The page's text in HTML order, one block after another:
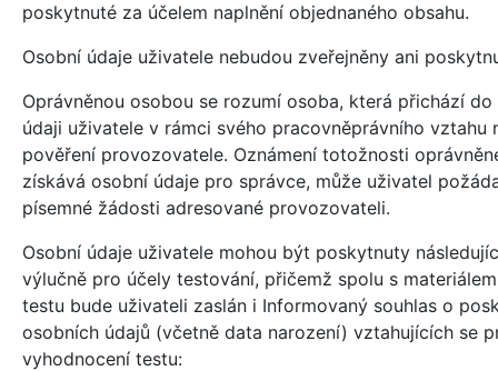
poskytnuté za účelem naplnění objednaného obsahu.
Osobní údaje uživatele nebudou zveřejněny ani
Oprávněnou osobou se rozumí osoba, která přichází
údaji uživatele v rámci svého pracovněprávního vztahu
pověření provozovatele. Oznámení totožnosti
získává osobní údaje pro správce, může uživatel
písemné žádosti adresované provozovateli.
Osobní údaje uživatele mohou být poskytnuty
výlučně pro účely testování, přičemž spolu s
testu bude uživateli zaslán i Informovaný souhlas o
osobních údajů (včetně data narození) vztahujících se
vyhodnocení testu: